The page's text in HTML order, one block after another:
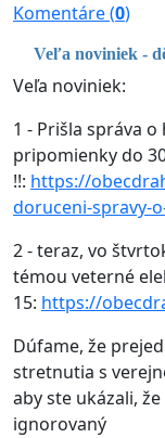
Komentáre (0)
Veľa noviniek -
Veľa noviniek:
1 - Prišla správa
pripomienky do
!!: https://
doruceni-spravy-
2 - teraz, vo
témou veterné
15: https://
Dúfame, že
stretnutia s
aby ste ukázali,
ignorovaný